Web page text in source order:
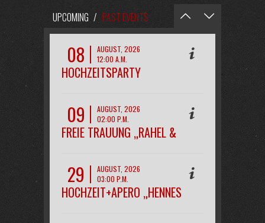
UPCOMING / PAST EVENTS
08
AUGUST, 2026
12:00 A.M.
HOCHZEITSPARTY
09
AUGUST, 2026
02:00 P.M.
FREIE TRAUUNG „RAHEL &
29
AUGUST, 2026
03:00 P.M.
HOCHZEIT+APERO „HENNES